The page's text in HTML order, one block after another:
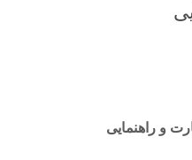
و راهنمایی